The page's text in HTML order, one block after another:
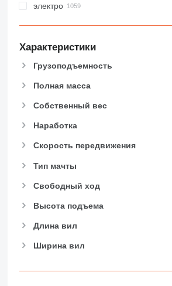
электро
Характеристики
Грузоподъемность
Полная масса
Собственный вес
Наработка
Скорость передвижения
Тип мачты
Свободный ход
Высота подъема
Длина вил
Ширина вил